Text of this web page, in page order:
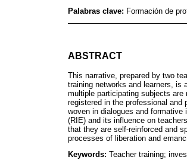
Palabras clave: Formación de
ABSTRACT
This narrative, prepared by two
training networks and learners, is
multiple participating subjects are
registered in the professional and
woven in dialogues and
(RIE) and its influence on
that they are self-reinforced and
processes of liberation and
Keywords: Teacher training;